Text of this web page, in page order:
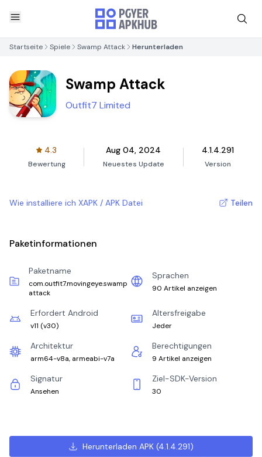
Startseite Spiele Swamp Attack Herunterladen
Swamp Attack
Outfit7 Limited
4.3
Bewertung
Aug 04, 2024
Neuestes Update
4.1.4.291
Version
Wie installiere ich XAPK / APK Datei Teilen
Paketinformationen
Paketname
com.outfit7.movingeye.swamp
attack
Sprachen
90 Artikel anzeigen
Erfordert Android
v11 (v30)
Altersfreigabe
Jeder
Architektur
arm64-v8a, armeabi-v7a
Berechtigungen
9 Artikel anzeigen
Signatur
Ansehen
Ziel-SDK-Version
30
Herunterladen APK(4.1.4.291)